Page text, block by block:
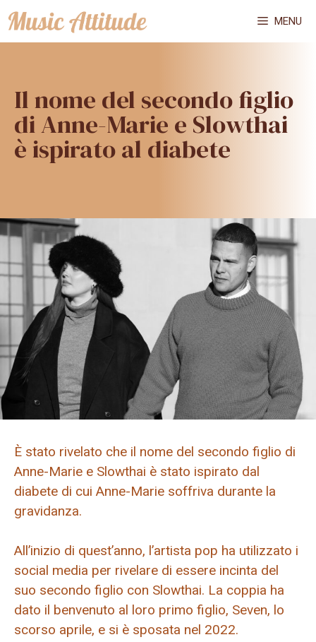
Vai
al
MENU
Il nome del secondo figlio
di Anne-Marie e Slowthai
è ispirato al diabete
È stato rivelato che il nome del secondo figlio di
Anne-Marie e Slowthai è stato ispirato dal
diabete di cui Anne-Marie soffriva durante la
gravidanza.
All’inizio di quest’anno, l’artista pop ha utilizzato i
social media per rivelare di essere incinta del
suo secondo figlio con Slowthai. La coppia ha
dato il benvenuto al loro primo figlio, Seven, lo
scorso aprile, e si è sposata nel 2022.